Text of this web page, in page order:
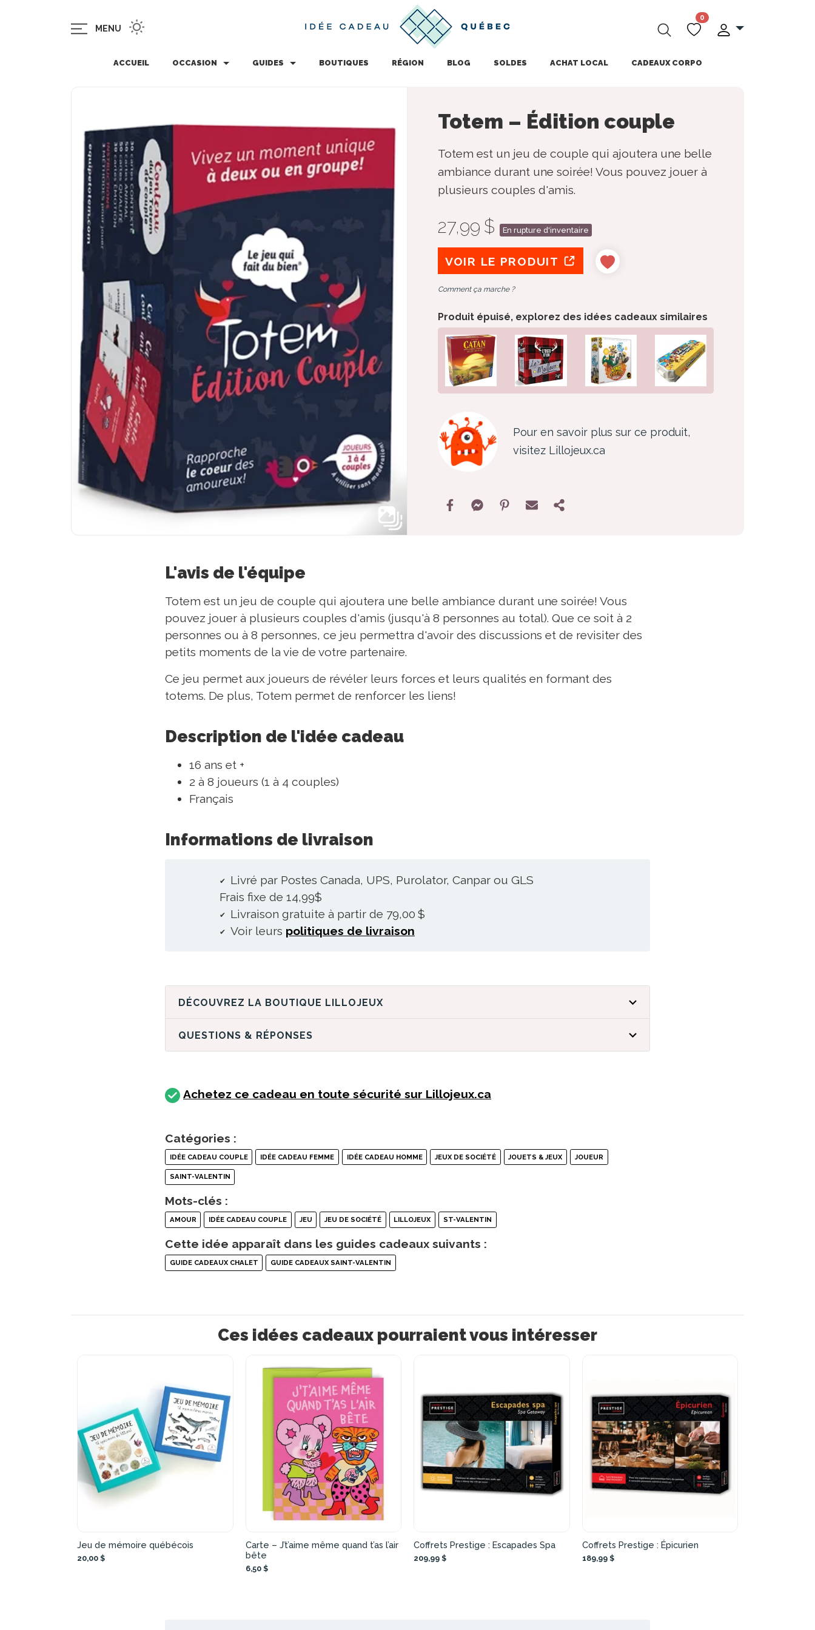
MENU
0
ACCUEIL OCCASION GUIDES BOUTIQUES RÉGION BLOG SOLDES ACHAT LOCAL CADEAUX CORPO
Totem – Édition couple
Totem est un jeu de couple qui ajoutera une belle
ambiance durant une soirée! Vous pouvez jouer à
plusieurs couples d'amis.
27,99 $ En rupture d'inventaire
VOIR LE PRODUIT
Comment ça marche ?
Produit épuisé, explorez des idées cadeaux similaires
Pour en savoir plus sur ce produit,
visitez Lillojeux.ca
L'avis de l'équipe
Totem est un jeu de couple qui ajoutera une belle ambiance durant une soirée! Vous
pouvez jouer à plusieurs couples d'amis (jusqu'à 8 personnes au total). Que ce soit à 2
personnes ou à 8 personnes, ce jeu permettra d'avoir des discussions et de revisiter des
petits moments de la vie de votre partenaire.
Ce jeu permet aux joueurs de révéler leurs forces et leurs qualités en formant des
totems. De plus, Totem permet de renforcer les liens!
Description de l'idée cadeau
16 ans et +
2 à 8 joueurs (1 à 4 couples)
Français
Informations de livraison
Livré par Postes Canada, UPS, Purolator, Canpar ou GLS
Frais fixe de 14,99$
Livraison gratuite à partir de 79,00 $
Voir leurs politiques de livraison
DÉCOUVREZ LA BOUTIQUE LILLOJEUX
QUESTIONS & RÉPONSES
Achetez ce cadeau en toute sécurité sur Lillojeux.ca
Catégories :
IDÉE CADEAU COUPLE IDÉE CADEAU FEMME IDÉE CADEAU HOMME JEUX DE SOCIÉTÉ JOUETS & JEUX JOUEUR
SAINT-VALENTIN
Mots-clés :
AMOUR IDÉE CADEAU COUPLE JEU JEU DE SOCIÉTÉ LILLOJEUX ST-VALENTIN
Cette idée apparaît dans les guides cadeaux suivants :
GUIDE CADEAUX CHALET GUIDE CADEAUX SAINT-VALENTIN
Ces idées cadeaux pourraient vous intéresser
Jeu de mémoire québécois
20,00 $
Carte – J’t’aime même quand t’as l’air
bête
6,50 $
Coffrets Prestige : Escapades Spa
209,99 $
Coffrets Prestige : Épicurien
189,99 $